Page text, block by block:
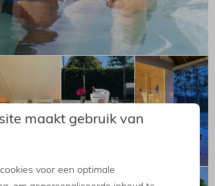
maakt gebruik van
voor een optimale